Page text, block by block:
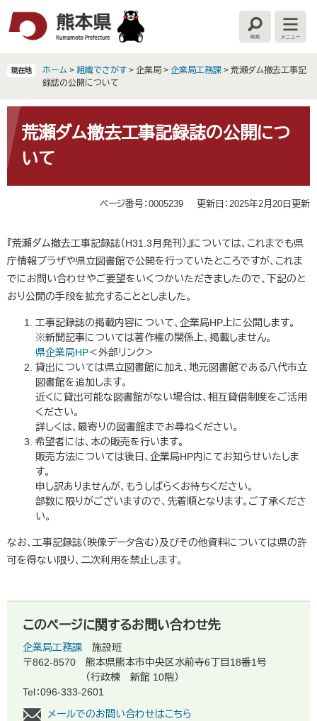
文
へ
検
索
メ
ニ
ー
現在地 ホーム > 組織でさがす > 企業局 > 企業局工務課 > 荒瀬ダム撤去工事記
録誌の公開について
文 荒瀬ダム撤去工事記録誌の公開につ
いて
ページ番号：0005239 更新日：2025年2月20日更新
『荒瀬ダム撤去工事記録誌（H31.3月発刊）』については、これまでも県
庁情報プラザや県立図書館で公開を行っていたところですが、これま
でにお問い合わせやご要望をいくつかいただきましたので、下記のと
おり公開の手段を拡充することとしました。
工事記録誌の掲載内容について、企業局HP上に公開します。
※新聞記事については著作権の関係上、掲載しません。
県企業局HP＜外部リンク＞
貸出については県立図書館に加え、地元図書館である八代市立
図書館を追加します。
近くに貸出可能な図書館がない場合は、相互貸借制度をご活用
ください。
詳しくは、最寄りの図書館までお尋ねください。
希望者には、本の販売を行います。
販売方法については後日、企業局HP内にてお知らせいたしま
す。
申し訳ありませんが、もうしばらくお待ちください。
部数に限りがございますので、先着順となります。ご了承くださ
い。
なお、工事記録誌（映像データ含む）及びその他資料については県の許
可を得ない限り、二次利用を禁止します。
このページに関するお問い合わせ先
企業局工務課
施設班
〒862-8570
熊本県熊本市中央区水前寺6丁目18番1号
（行政棟 新館 10階）
Tel：096-333-2601
メールでのお問い合わせはこちら